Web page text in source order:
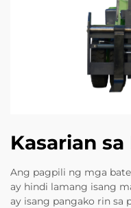
Kasarian
Ang pagpili ng mga
ay hindi lamang isang
ay isang pangako rin sa